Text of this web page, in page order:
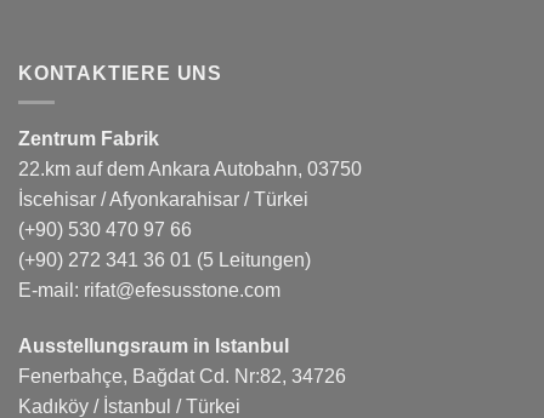
KONTAKTIERE UNS
Zentrum Fabrik
22.km auf dem Ankara Autobahn, 03750
İscehisar / Afyonkarahisar / Türkei
(+90) 530 470 97 66
(+90) 272 341 36 01 (5 Leitungen)
E-mail: rifat@efesusstone.com
Ausstellungsraum in Istanbul
Fenerbahçe, Bağdat Cd. Nr:82, 34726
Kadıköy / İstanbul / Türkei